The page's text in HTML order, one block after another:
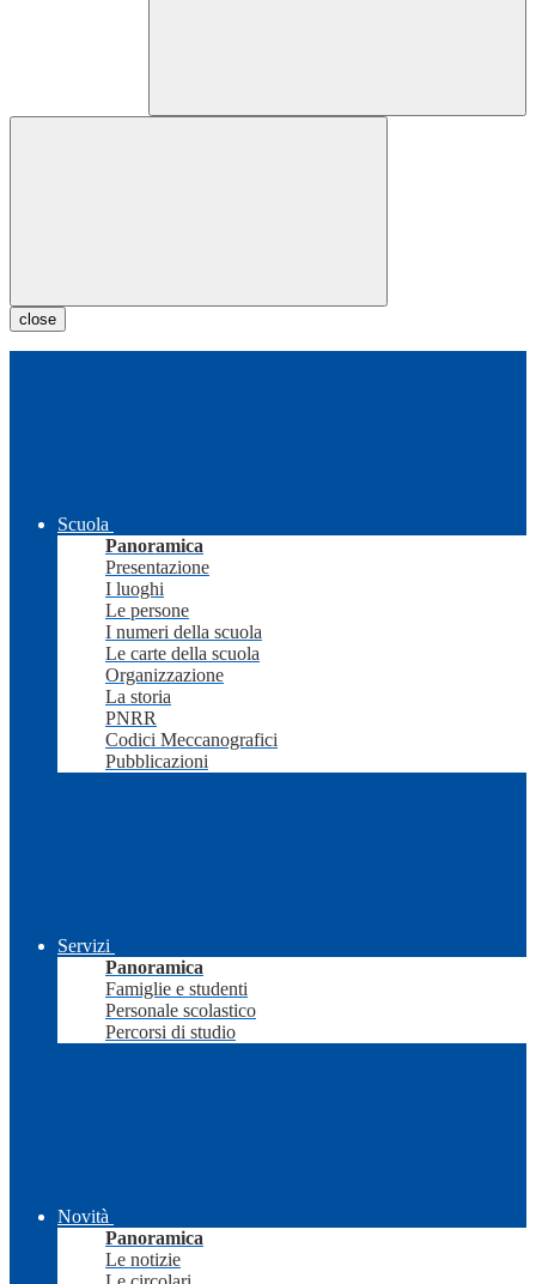
close
Scuola
Panoramica
Presentazione
I luoghi
Le persone
I numeri della scuola
Le carte della scuola
Organizzazione
La storia
PNRR
Codici Meccanografici
Pubblicazioni
Servizi
Panoramica
Famiglie e studenti
Personale scolastico
Percorsi di studio
Novità
Panoramica
Le notizie